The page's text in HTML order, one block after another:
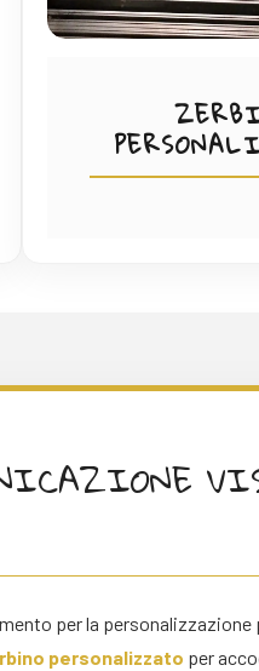
per la
personalizzato per